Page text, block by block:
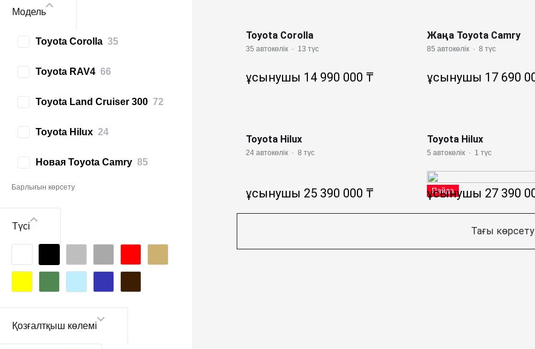
Модель
Toyota Corolla 35
Toyota RAV4 66
Toyota Land Cruiser 300 72
Toyota Hilux 24
Новая Toyota Camry 85
Барлығын көрсету
Түсі
Қозғалтқыш көлемі
Toyota Corolla
35 автокөлік · 13 түс
ұсынушы 14 990 000 ₸
Жаңа Toyota Camry
85 автокөлік · 8 түс
ұсынушы 17 690
Toyota Hilux
24 автокөлік · 8 түс
ұсынушы 25 390 000 ₸
Toyota Hilux
5 автокөлік · 1 түс
Пайда
ұсынушы 27 390
Тағы көрсету